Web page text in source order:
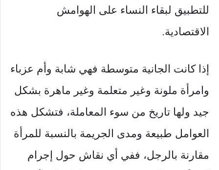
للتطبيق لبقاء النساء على الهوامش
الاقتصادية.
إذا كانت الجانية متوسطة فهي شابة وأم عزباء
وامرأة ملونة وغير متعلمة وغير ماهرة بشكل
جيد ولها تاريخ من سوء المعاملة، فتشكل هذه
العوامل طبيعة ومدى الجريمة بالنسبة للمرأة
مقارنة بالرجل، ففي أي نقاش حول إجرام